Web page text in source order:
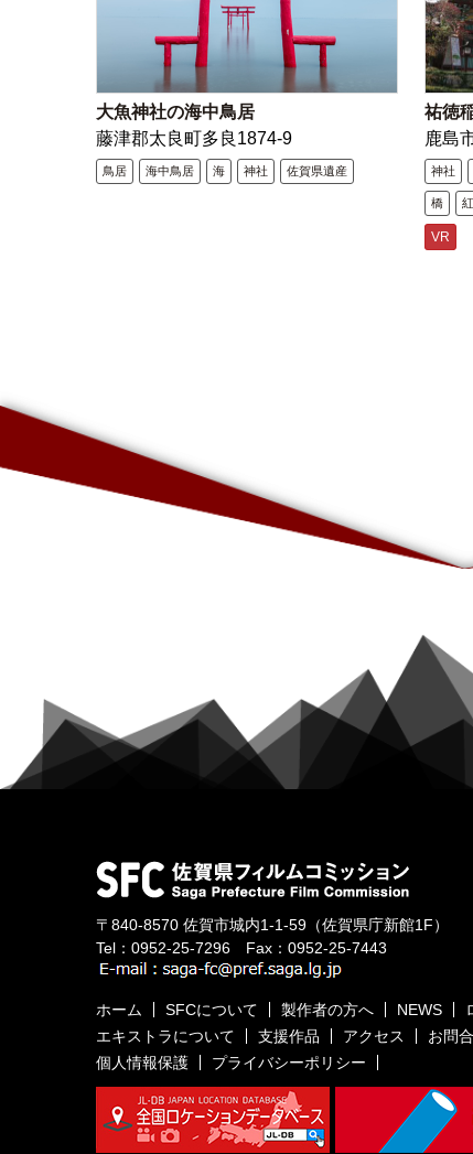
大魚神社の海中鳥居
藤津郡太良町多良1874-9
鳥居 海中鳥居 海 神社 佐賀県遺産
祐徳
鹿島
神社
橋 紅
VR
〒840-8570 佐賀市城内1-1-59 （佐賀県庁新館1F）
Tel： 0952-25-7296 Fax：0952-25-7443
ホーム SFCについて 製作者の方へ NEWS
エキストラについて
支援作品 アクセス
お問
個人情報保護
プライバシーポリシー